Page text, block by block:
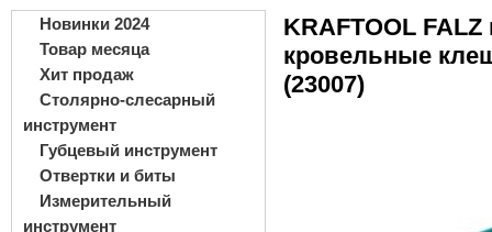
Новинки 2024
Товар месяца
Хит продаж
Столярно-слесарный
инструмент
Губцевый инструмент
Отвертки и биты
Измерительный
инструмент
KRAFTOOL
кровельные
(23007)